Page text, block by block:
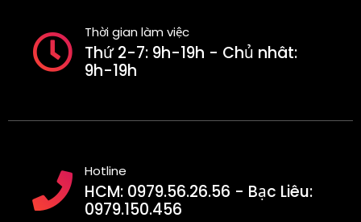
Thời gian làm việc
Thứ 2-7: 9h-19h - Chủ nhât:
9h-19h
Hotline
HCM: 0979.56.26.56 - Bạc Liêu:
0979.150.456